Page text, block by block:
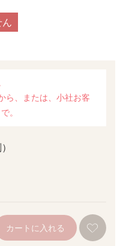
ん
ら、または、小社お客
。
カートに入れる